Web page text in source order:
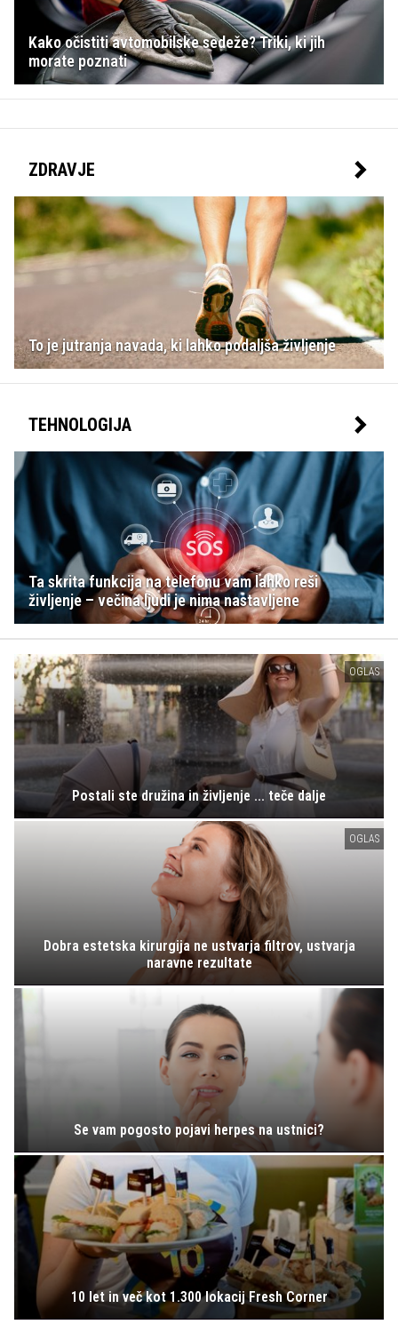
Kako očistiti avtomobilske sedeže? Triki, ki jih
morate poznati
ZDRAVJE
To je jutranja navada, ki lahko podaljša življenje
TEHNOLOGIJA
Ta skrita funkcija na telefonu vam lahko reši
življenje – večina ljudi je nima nastavljene
OGLAS
Postali ste družina in življenje ... teče dalje
OGLAS
Dobra estetska kirurgija ne ustvarja filtrov, ustvarja
naravne rezultate
Se vam pogosto pojavi herpes na ustnici?
10 let in več kot 1.300 lokacij Fresh Corner